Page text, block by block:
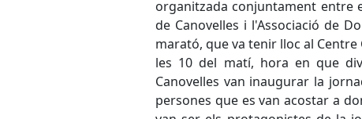
organitzada conjuntament entre
de Canovelles i l'Associació de
marató, que va tenir lloc al
les 10 del matí, hora en que
Canovelles van inaugurar la
persones que es van acostar a